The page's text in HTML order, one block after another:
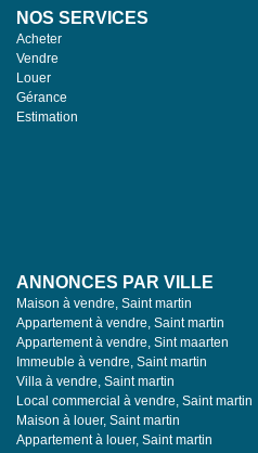
NOS SERVICES
Acheter
Vendre
Louer
Gérance
Estimation
ANNONCES PAR VILLE
Maison à vendre, Saint martin
Appartement à vendre, Saint martin
Appartement à vendre, Sint maarten
Immeuble à vendre, Saint martin
Villa à vendre, Saint martin
Local commercial à vendre, Saint martin
Maison à louer, Saint martin
Appartement à louer, Saint martin